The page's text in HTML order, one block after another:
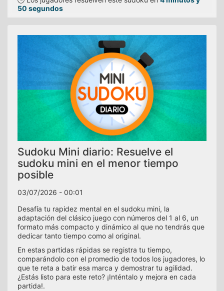
50 segundos
Sudoku Mini diario: Resuelve el
sudoku mini en el menor tiempo
posible
03/07/2026 - 00:01
Desafía tu rapidez mental en el sudoku mini, la
adaptación del clásico juego con números del 1 al 6, un
formato más compacto y dinámico al que no tendrás que
dedicar tanto tiempo como al original.
En estas partidas rápidas se registra tu tiempo,
comparándolo con el promedio de todos los jugadores, lo
que te reta a batir esa marca y demostrar tu agilidad.
¿Estás listo para este reto? ¡Inténtalo y mejora en cada
partida!.